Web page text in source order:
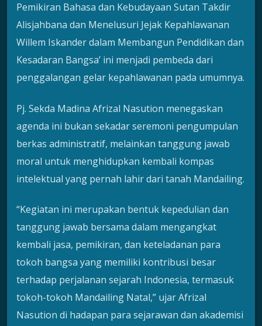
Pemikiran Bahasa dan Kebudayaan Sutan Takdir
Alisjahbana dan Menelusuri Jejak Kepahlawanan
Willem Iskander dalam Membangun Pendidikan dan
Kesadaran Bangsa’ ini menjadi pembeda dari
penggalangan gelar kepahlawanan pada umumnya.
Pj. Sekda Madina Afrizal Nasution menegaskan
agenda ini bukan sekadar seremoni pengumpulan
berkas administratif, melainkan tanggung jawab
moral untuk menghidupkan kembali kompas
intelektual yang pernah lahir dari tanah Mandailing.
“Kegiatan ini merupakan bentuk kepedulian dan
tanggung jawab bersama dalam mengangkat
kembali jasa, pemikiran, dan keteladanan para
tokoh bangsa yang memiliki kontribusi besar
terhadap perjalanan sejarah Indonesia, termasuk
tokoh-tokoh Mandailing Natal,” ujar Afrizal
Nasution di hadapan para sejarawan dan akademisi